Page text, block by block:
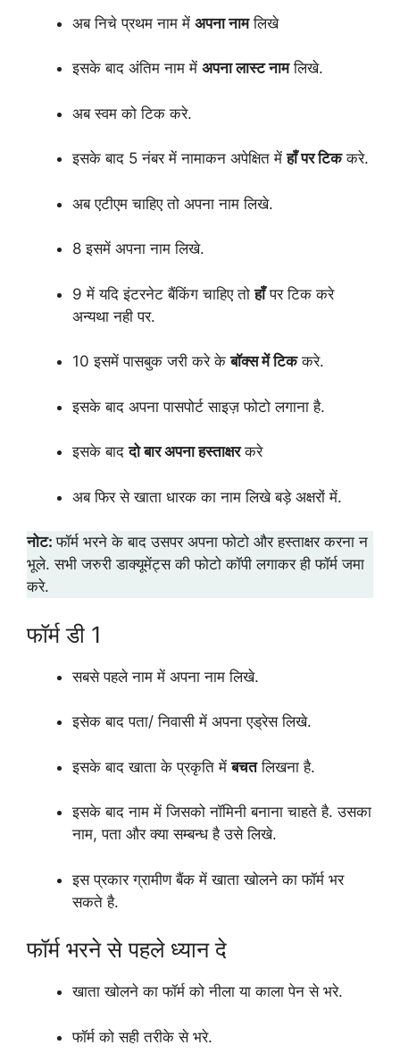
अब निचे प्रथम नाम में अपना नामलिखे
इसके बाद अंतिम नाम में अपना लास्ट नामलिखे.
अब स्वम को टिक करे.
इसके बाद 5 नंबर में नामाकन अपेक्षित मेंहाँ पर टिककरे.
अब एटीएम चाहिए तो अपना नाम लिखे.
8 इसमें अपना नाम लिखे.
9 में यदि इंटरनेट बैंकिंग चाहिए तोहाँपर टिक करे
अन्यथा नही पर.
10 इसमें पासबुक जरी करे केबॉक्स में टिककरे.
इसके बाद अपना पासपोर्ट साइज़ फोटो लगाना है.
इसके बाददो बार अपना हस्ताक्षरकरे
अब फिर से खाता धारक का नाम लिखे बड़े अक्षरों में.
नोट:फॉर्म भरने के बाद उसपर अपना फोटो और हस्ताक्षर करना न
भूले. सभी जरुरी डाक्यूमेंट्स की फोटो कॉपी लगाकर ही फॉर्म जमा
करे.
फॉर्म डी 1
सबसे पहले नाम में अपना नाम लिखे.
इसेक बाद पता/ निवासी में अपना एड्रेस लिखे.
इसके बाद खाता के प्रकृति मेंबचतलिखना है.
इसके बाद नाम में जिसको नॉमिनी बनाना चाहते है. उसका
नाम, पता और क्या सम्बन्ध है उसे लिखे.
इस प्रकार ग्रामीण बैंक में खाता खोलने का फॉर्म भर
सकते है.
फॉर्म भरने से पहले ध्यान दे
खाता खोलने का फॉर्म को नीला या काला पेन से भरे.
फॉर्म को सही तरीके से भरे.